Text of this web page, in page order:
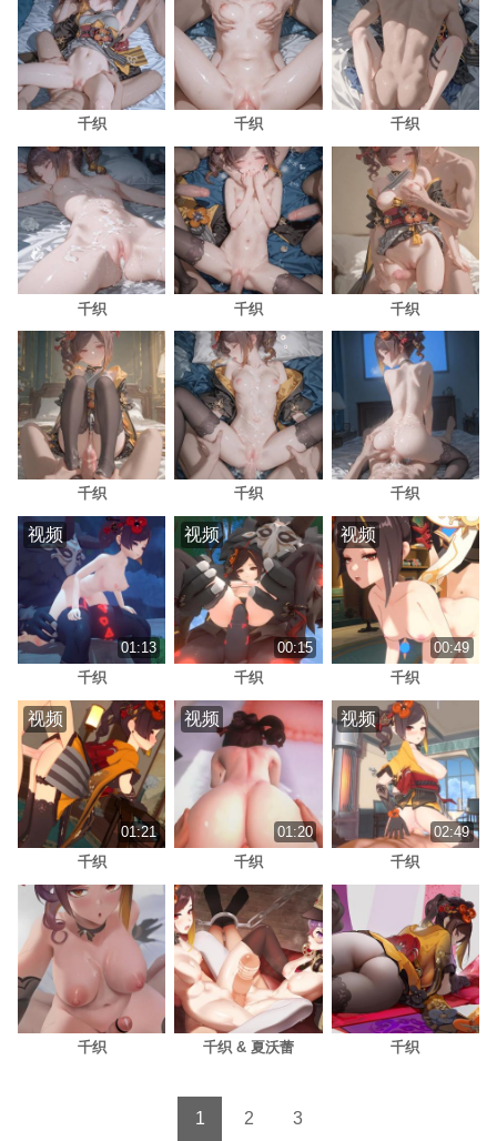
千织 千织 千织
千织 千织 千织
千织 千织 千织
视频
01:13
千织
视频
00:15
千织
视频
00:49
千织
视频
01:21
千织
视频
01:20
千织
视频
02:49
千织
千织 千织 & 夏沃蕾 千织
1 2 3